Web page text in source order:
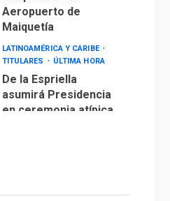
Aeropuerto de
Maiquetía
LATINOAMÉRICA Y CARIBE
TITULARES
ÚLTIMA HORA
De la Espriella
asumirá Presidencia
en ceremonia atípica